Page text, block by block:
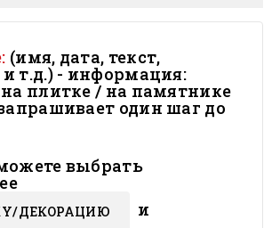
(имя, дата, текст,
т.д.) - информация:
плитке / на памятнике
один шаг до
выбрать
ДЕКОРАЦИЮ и